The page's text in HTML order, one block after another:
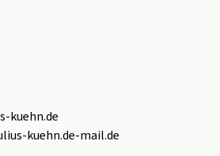
kuehn.de
kuehn.de-mail.de